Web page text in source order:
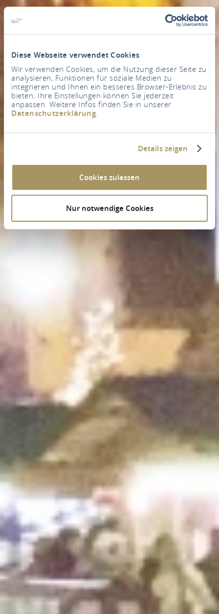
Diese Webseite verwendet Cookies
Wir verwenden Cookies, um die Nutzung dieser Seite zu
analysieren, Funktionen für soziale Medien zu
integrieren und Ihnen ein besseres Browser-Erlebnis zu
bieten. Ihre Einstellungen können Sie jederzeit
anpassen. Weitere Infos finden Sie in unserer
Datenschutzerklärung.
Details zeigen
Cookies zulassen
Nur notwendige Cookies